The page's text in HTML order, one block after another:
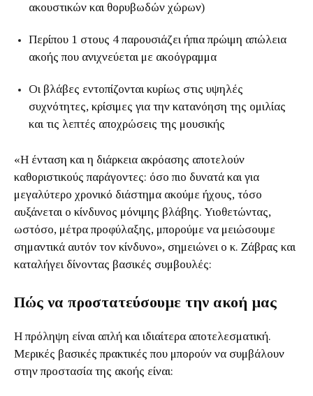
ακουστικών και θορυβωδών χώρων)
Περίπου 1 στους 4 παρουσιάζει ήπια πρώιμη απώλεια
ακοής που ανιχνεύεται με ακοόγραμμα
Οι βλάβες εντοπίζονται κυρίως στις υψηλές
συχνότητες, κρίσιμες για την κατανόηση της ομιλίας
και τις λεπτές αποχρώσεις της μουσικής
«Η ένταση και η διάρκεια ακρόασης αποτελούν
καθοριστικούς παράγοντες: όσο πιο δυνατά και για
μεγαλύτερο χρονικό διάστημα ακούμε ήχους, τόσο
αυξάνεται ο κίνδυνος μόνιμης βλάβης. Υιοθετώντας,
ωστόσο, μέτρα προφύλαξης, μπορούμε να μειώσουμε
σημαντικά αυτόν τον κίνδυνο», σημειώνει ο κ. Ζάβρας και
καταλήγει δίνοντας βασικές συμβουλές:
Πώς να προστατεύσουμε την ακοή μας
Η πρόληψη είναι απλή και ιδιαίτερα αποτελεσματική.
Μερικές βασικές πρακτικές που μπορούν να συμβάλουν
στην προστασία της ακοής είναι: